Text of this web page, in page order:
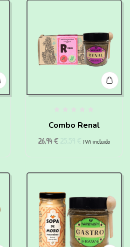
Combo Renal
26,94€ IVA incluido